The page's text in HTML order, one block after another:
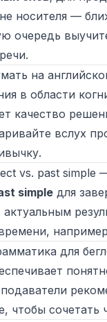
носителя —
очередь
на
в области
качество
вслух
vs. past simple
simple для
для
чтобы сочетать